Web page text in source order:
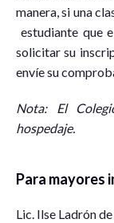
manera, si una
estudiante que
solicitar su
envíe su
Nota: El
hospedaje.
Para mayores
Lic. Ilse Ladrón